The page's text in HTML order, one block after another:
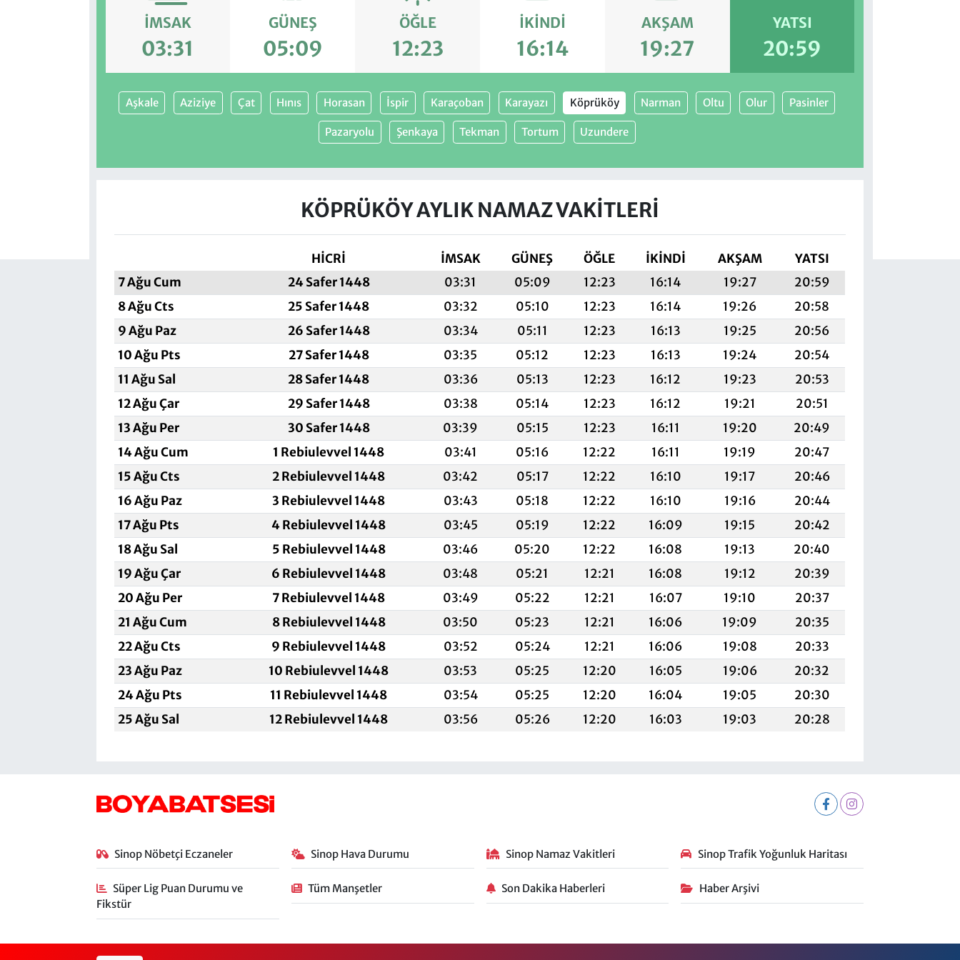
İMSAK
03:31
GÜNEŞ
05:09
ÖĞLE
12:23
İKINDI
16:14
AKŞAM
19:27
YATSI
20:59
Aşkale Aziziye Çat Hınıs Horasan İspir Karaçoban Karayazı Köprüköy Narman Oltu Olur Pasinler
Pazaryolu Şenkaya Tekman Tortum Uzundere
KÖPRÜKÖY AYLIK NAMAZ VAKITLERI
HİCRİ İMSAK GÜNEŞ ÖĞLE İKINDI AKŞAM
YATSI
7 Ağu Cum
24 Safer 1448 03:31 05:09 12:23 16:14 19:27
20:59
8 Ağu Cts
25 Safer 1448 03:32 05:10 12:23 16:14 19:26
20:58
9 Ağu Paz
26 Safer 1448 03:34 05:11 12:23 16:13 19:25
20:56
10 Ağu Pts
27 Safer 1448 03:35 05:12 12:23 16:13 19:24
20:54
11 Ağu Sal
28 Safer 1448 03:36 05:13 12:23 16:12 19:23
20:53
12 Ağu Çar
29 Safer 1448 03:38 05:14 12:23 16:12 19:21
20:51
13 Ağu Per
30 Safer 1448 03:39 05:15 12:23 16:11 19:20
20:49
14 Ağu Cum
1 Rebiulevvel 1448 03:41 05:16 12:22 16:11 19:19
20:47
15 Ağu Cts
2 Rebiulevvel 1448 03:42 05:17 12:22 16:10 19:17
20:46
16 Ağu Paz
3 Rebiulevvel 1448 03:43 05:18 12:22 16:10 19:16
20:44
17 Ağu Pts
4 Rebiulevvel 1448 03:45 05:19 12:22 16:09 19:15
20:42
18 Ağu Sal
5 Rebiulevvel 1448 03:46 05:20 12:22 16:08 19:13
20:40
19 Ağu Çar
6 Rebiulevvel 1448 03:48 05:21 12:21 16:08 19:12
20:39
20 Ağu Per
7 Rebiulevvel 1448 03:49 05:22 12:21 16:07 19:10
20:37
21 Ağu Cum
8 Rebiulevvel 1448 03:50 05:23 12:21 16:06 19:09
20:35
22 Ağu Cts
9 Rebiulevvel 1448 03:52 05:24 12:21 16:06 19:08
20:33
23 Ağu Paz
10 Rebiulevvel 1448 03:53 05:25 12:20 16:05 19:06
20:32
24 Ağu Pts
11 Rebiulevvel 1448 03:54 05:25 12:20 16:04 19:05
20:30
25 Ağu Sal
12 Rebiulevvel 1448 03:56 05:26 12:20 16:03 19:03 20:28
Sinop Nöbetçi Eczaneler Sinop Hava Durumu Sinop Namaz Vakitleri Sinop Trafik Yoğunluk Haritası
Süper Lig Puan Durumu ve
Fikstür
Tüm Manşetler Son Dakika Haberleri Haber Arşivi